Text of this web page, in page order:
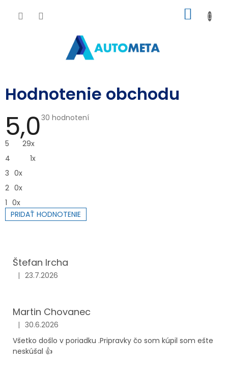
KOŠÍK
Hodnotenie obchodu
5,0Priemerné
30 hodnotení
5
29x
4
1x
3 0x
2 0x
1 0x
PRIDAŤ HODNOTENIE
p
n
o
Štefan Ircha
Hodnotenie obchodu je 5 z 5 hviezdičiek.
| 23.7.2026
Martin Chovanec
Hodnotenie obchodu je 5 z 5 hviezdičiek.
| 30.6.2026
Všetko došlo v poriadku .Pripravky čo som kúpil som ešte
neskúšal 👍